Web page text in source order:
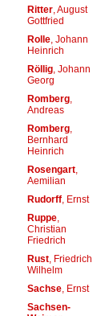
Ritter, August
Gottfried
Rolle, Johann
Heinrich
Röllig, Johann
Georg
Romberg,
Andreas
Romberg,
Bernhard
Heinrich
Rosengart,
Aemilian
Rudorff, Ernst
Ruppe,
Christian
Friedrich
Rust, Friedrich
Wilhelm
Sachse, Ernst
Sachsen-